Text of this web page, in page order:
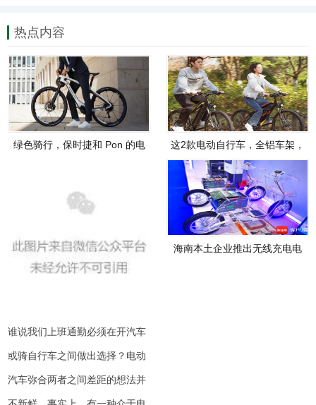
热点内容
绿色骑行，保时捷和 Pon 的电
这2款电动自行车，全铝车架，
配变速系统，助力续航可达360
公里
谁说我们上班通勤必须在开汽车
或骑自行车之间做出选择？电动
汽车弥合两者之间差距的想法并
海南本土企业推出无线充电电